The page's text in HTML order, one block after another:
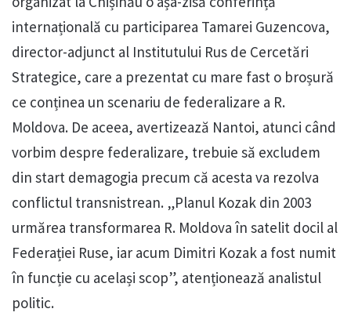
internațională cu participarea Tamarei Guzencova,
director-adjunct al Institutului Rus de Cercetări
Strategice, care a prezentat cu mare fast o broșură
ce conținea un scenariu de federalizare a R.
Moldova. De aceea, avertizează Nantoi, atunci când
vorbim despre federalizare, trebuie să excludem
din start demagogia precum că acesta va rezolva
conflictul transnistrean. „Planul Kozak din 2003
urmărea transformarea R. Moldova în satelit docil al
Federației Ruse, iar acum Dimitri Kozak a fost numit
în funcție cu același scop”, atenționează analistul
politic.